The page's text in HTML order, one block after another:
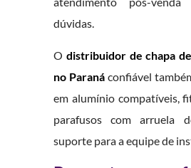
dúvidas.
O distribuidor de chapa
no Paranáconfiável
em alumínio compatíveis,
parafusos com arruela
suporte para a equipe de